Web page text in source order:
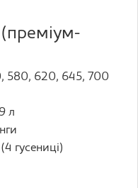
580, 620, 645, 700
л
гусениці)